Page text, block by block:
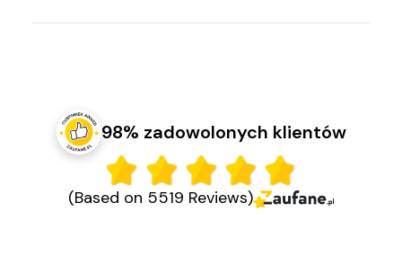
98% zadowolonych klientów
(Based on 5519 Reviews)